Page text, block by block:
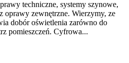
techniczne, systemy szynowe,
oprawy zewnętrzne. Wierzymy, ze
dobór oświetlenia zarówno do
pomieszczeń. Cyfrowa...